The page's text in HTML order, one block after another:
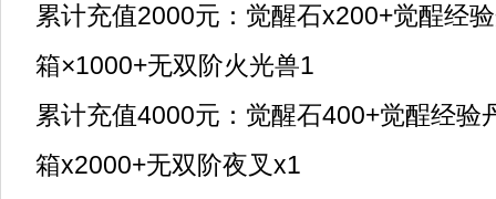
累计充值2000元：觉醒石x200+觉酲经
箱×1000+无双阶火光兽1
累计充值4000元：觉醒石400+觉酲经验
箱x2000+无双阶夜叉x1